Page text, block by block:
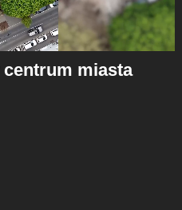
miasta